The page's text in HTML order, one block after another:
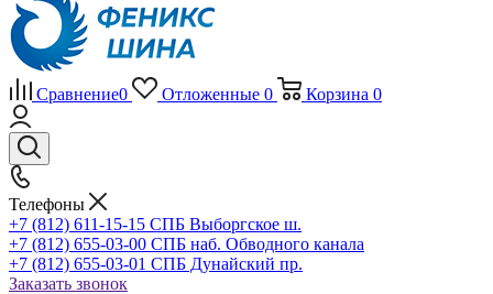
Сравнение0 Отложенные 0 Корзина 0
Телефоны
+7 (812) 611-15-15 СПБ Выборгское ш.
+7 (812) 655-03-00 СПБ наб. Обводного канала
+7 (812) 655-03-01 СПБ Дунайский пр.
Заказать звонок